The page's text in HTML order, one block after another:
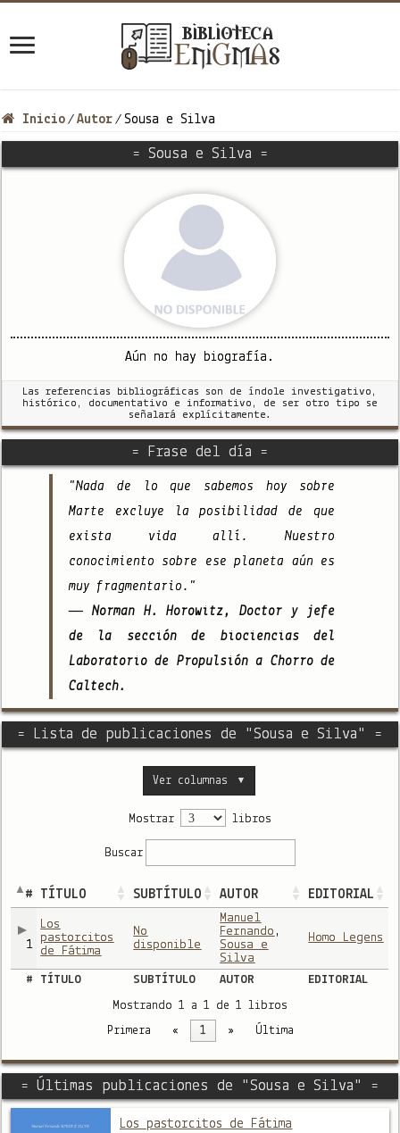
Inicio / Autor / Sousa e Silva
= Sousa e Silva =
Aún no hay biografía.
Las referencias bibliográficas son de índole investigativo,
histórico, documentativo e informativo, de ser otro tipo se
señalará explícitamente.
= Frase del día =
"Nada de lo que sabemos hoy sobre
Marte excluye la posibilidad de que
exista vida allí. Nuestro
conocimiento sobre ese planeta aún es
muy fragmentario."
— Norman H. Horowitz, Doctor y jefe
de la sección de biociencias del
Laboratorio de Propulsión a Chorro de
Caltech.
= Lista de publicaciones de "Sousa e Silva" =
Ver columnas ▼
Mostrar libros
Buscar
# TÍTULO SUBTÍTULO AUTOR EDITORIAL
1
Los
pastorcitos
de Fátima
No
disponible
Manuel
Fernando ,
Sousa e
Silva
Homo Legens
# TÍTULO SUBTÍTULO AUTOR
EDITORIAL
Mostrando 1 a 1 de 1 libros
Primera « 1 » Última
= Últimas publicaciones de "Sousa e Silva" =
Los pastorcitos de Fátima